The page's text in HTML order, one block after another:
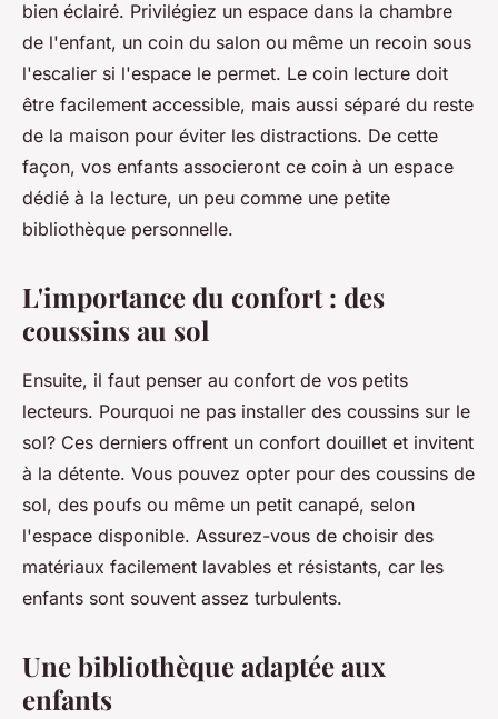
bien éclairé. Privilégiez un espace dans la chambre
de l'enfant, un coin du salon ou même un recoin sous
l'escalier si l'espace le permet. Le coin lecture doit
être facilement accessible, mais aussi séparé du reste
de la maison pour éviter les distractions. De cette
façon, vos enfants associeront ce coin à un espace
dédié à la lecture, un peu comme une petite
bibliothèque personnelle.
L'importance du confort : des
coussins au sol
Ensuite, il faut penser au confort de vos petits
lecteurs. Pourquoi ne pas installer des coussins sur le
sol? Ces derniers offrent un confort douillet et invitent
à la détente. Vous pouvez opter pour des coussins de
sol, des poufs ou même un petit canapé, selon
l'espace disponible. Assurez-vous de choisir des
matériaux facilement lavables et résistants, car les
enfants sont souvent assez turbulents.
Une bibliothèque adaptée aux
enfants